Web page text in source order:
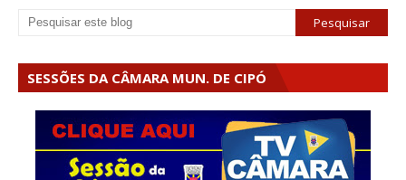
SESSÕES DA CÂMARA MUN. DE CIPÓ